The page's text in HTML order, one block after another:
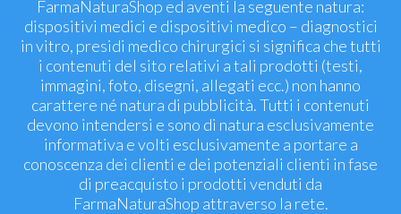
FarmaNaturaShop ed aventi la seguente natura:
dispositivi medici e dispositivi medico – diagnostici
in vitro, presidi medico chirurgici si significa che tutti
i contenuti del sito relativi a tali prodotti (testi,
immagini, foto, disegni, allegati ecc.) non hanno
carattere né natura di pubblicità. Tutti i contenuti
devono intendersi e sono di natura esclusivamente
informativa e volti esclusivamente a portare a
conoscenza dei clienti e dei potenziali clienti in fase
di preacquisto i prodotti venduti da
FarmaNaturaShop attraverso la rete.